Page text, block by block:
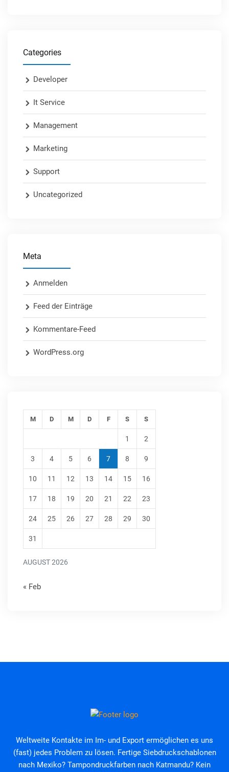
Categories
Developer
It Service
Management
Marketing
Support
Uncategorized
Meta
Anmelden
Feed der Einträge
Kommentare-Feed
WordPress.org
AUGUST 2026
M D M D F S S
1 2
3 4 5 6 7 8 9
10 11 12 13 14 15 16
17 18 19 20 21 22 23
24 25 26 27 28 29 30
31
« Feb
Weltweite Kontakte im Im- und Export ermöglichen es uns
(fast) jedes Problem zu lösen. Fertige Siebdruckschablonen
nach Mexiko? Tampondruckfarben nach Katmandu? Kein